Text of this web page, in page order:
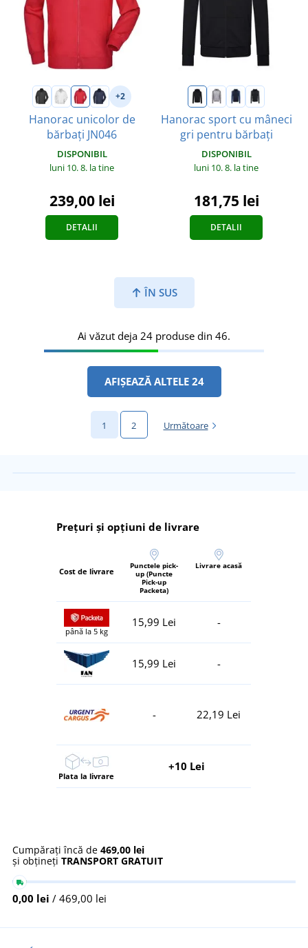
+2
Hanorac unicolor de
bărbați JN046
DISPONIBIL
luni 10. 8. la tine
239,00 lei
DETALII
Hanorac sport cu mâneci
gri pentru bărbați
DISPONIBIL
luni 10. 8. la tine
181,75 lei
DETALII
ÎN SUS
Ai văzut deja 24 produse din 46.
AFIȘEAZĂ ALTELE 24
1 2 Următoare
Prețuri și opțiuni de livrare
Cost de livrare
Punctele pick-
up (Puncte
Pick-up
Packeta)
Livrare acasă
până la 5 kg
15,99 Lei -
15,99 Lei -
- 22,19 Lei
Plata la livrare
+10 Lei
Cumpărați încă de 469,00 lei
și obțineți TRANSPORT GRATUIT
0,00 lei / 469,00 lei